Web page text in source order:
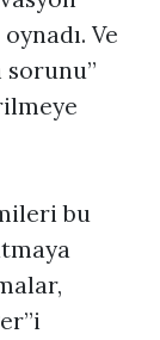
Ve
sorunu”
bu